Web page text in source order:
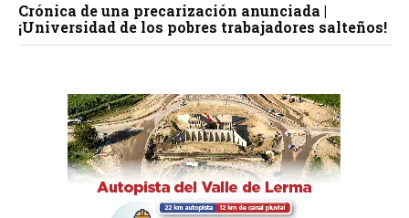
Crónica de una precarización anunciada |
¡Universidad de los pobres trabajadores salteños!